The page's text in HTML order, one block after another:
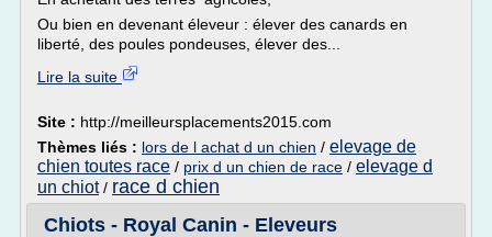
Ou bien en devenant éleveur : élever des canards en
liberté, des poules pondeuses, élever des...
Lire la suite
Site : http://meilleursplacements2015.com
Thèmes liés : lors de l achat d un chien / elevage de
chien toutes race / prix d un chien de race / elevage d
un chiot/ race d chien
Chiots - Royal Canin - Eleveurs